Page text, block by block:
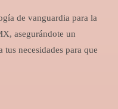
de vanguardia para la
asegurándote un
tus necesidades para que